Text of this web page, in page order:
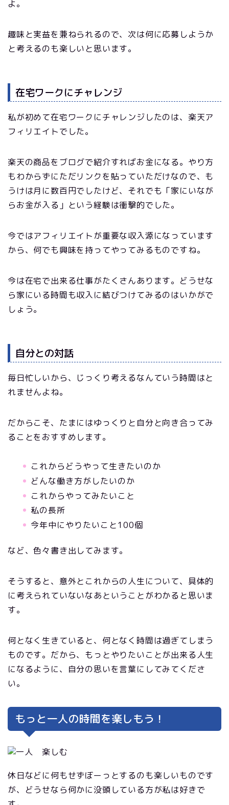
よ。
趣味と実益を兼ねられるので、次は何に応募しようか
と考えるのも楽しいと思います。
在宅ワークにチャレンジ
私が初めて在宅ワークにチャレンジしたのは、楽天ア
フィリエイトでした。
楽天の商品をブログで紹介すればお金になる。やり方
もわからずにただリンクを貼っていただけなので、も
うけは月に数百円でしたけど、それでも「家にいなが
らお金が入る」という経験は衝撃的でした。
今ではアフィリエイトが重要な収入源になっています
から、何でも興味を持ってやってみるものですね。
今は在宅で出来る仕事がたくさんあります。どうせな
ら家にいる時間も収入に結びつけてみるのはいかがで
しょう。
自分との対話
毎日忙しいから、じっくり考えるなんていう時間はと
れませんよね。
だからこそ、たまにはゆっくりと自分と向き合ってみ
ることをおすすめします。
これからどうやって生きたいのか
どんな働き方がしたいのか
これからやってみたいこと
私の長所
今年中にやりたいこと100個
など、色々書き出してみます。
そうすると、意外とこれからの人生について、具体的
に考えられていないなあということがわかると思いま
す。
何となく生きていると、何となく時間は過ぎてしまう
ものです。だから、もっとやりたいことが出来る人生
になるように、自分の思いを言葉にしてみてくださ
い。
もっと一人の時間を楽しもう！
休日などに何もせずぼーっとするのも楽しいものです
が、どうせなら何かに没頭している方が私は好きで